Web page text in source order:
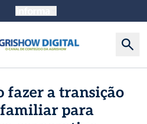
fazer a transição
familiar para